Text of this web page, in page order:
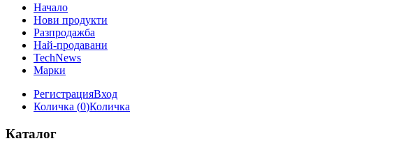
Начало
Нови продукти
Разпродажба
Най-продавани
TechNews
Марки
РегистрацияВход
Количка (0)Количка
Каталог